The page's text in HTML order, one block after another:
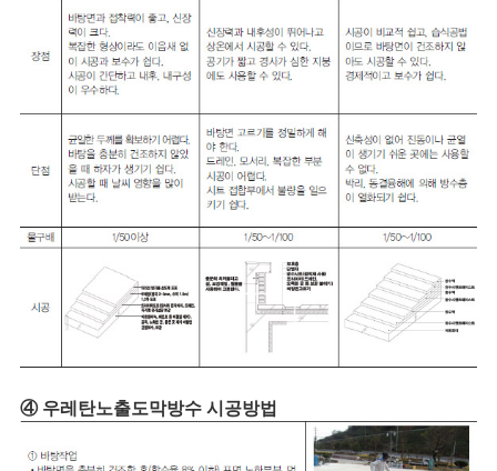
④ 우레탄노출도막방수 시공방법